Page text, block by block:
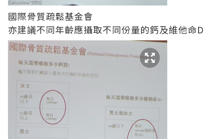
國際骨質疏鬆基金會
亦建議不同年齡應攝取不同份量的鈣及維他命D